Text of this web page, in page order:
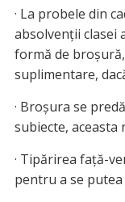
· La probele din
absolvenţii clasei
formă de
suplimentare,
· Broşura se
subiecte, aceasta
· Tipărirea faţă-
pentru a se